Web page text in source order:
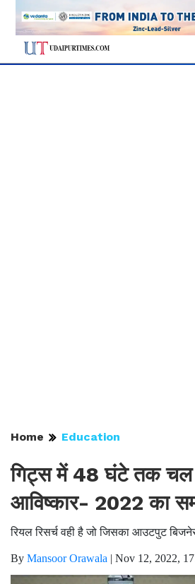
Home Education
गिट्स में 48 घंटे तक
आविष्कार- 2022 का
रियल रिसर्च वही है जो जिसका आउटपुट
By Mansoor Orawala | Nov 12, 2022,